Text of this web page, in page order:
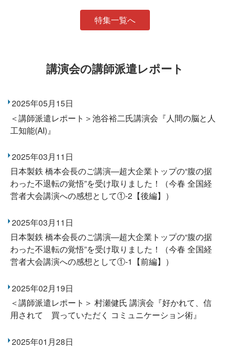
特集一覧へ
講演会の講師派遣レポート
2025年05月15日
＜講師派遣レポート＞池谷裕二氏講演会『人間の脳と人
工知能(AI)』
2025年03月11日
日本製鉄 橋本会長のご講演―超大企業トップの“腹の据
わった不退転の覚悟”を受け取りました！（今春 全国経
営者大会講演への感想として①-2【後編】）
2025年03月11日
日本製鉄 橋本会長のご講演―超大企業トップの“腹の据
わった不退転の覚悟”を受け取りました！（今春 全国経
営者大会講演への感想として①-1【前編】）
2025年02月19日
＜講師派遣レポート＞ 村瀬健氏 講演会『好かれて、信
用されて 買っていただく コミュニケーション術』
2025年01月28日